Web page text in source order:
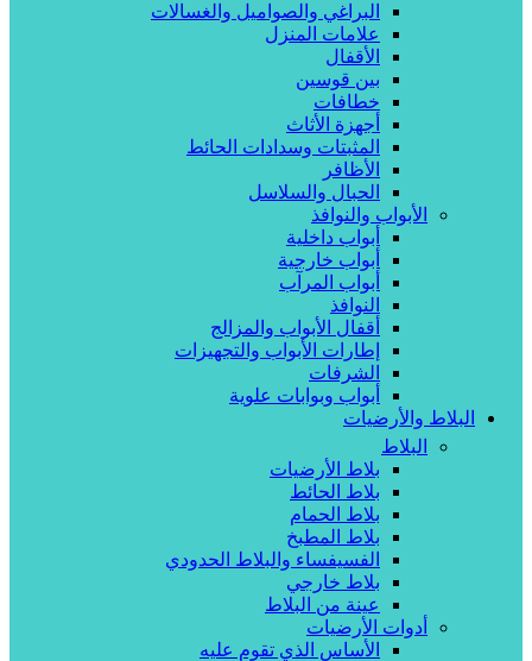
البراغي والصواميل والغسالات
علامات المنزل
الأقفال
بين قوسين
خطافات
أجهزة الأثاث
المثبتات وسدادات الحائط
الأظافر
الحبال والسلاسل
الأبواب والنوافذ
أبواب داخلية
أبواب خارجية
أبواب المرآب
النوافذ
أقفال الأبواب والمزالج
إطارات الأبواب والتجهيزات
الشرفات
أبواب وبوابات علوية
البلاط والأرضيات
البلاط
بلاط الأرضيات
بلاط الحائط
بلاط الحمام
بلاط المطبخ
الفسيفساء والبلاط الحدودي
بلاط خارجي
عينة من البلاط
أدوات الأرضيات
الأساس الذي تقوم عليه